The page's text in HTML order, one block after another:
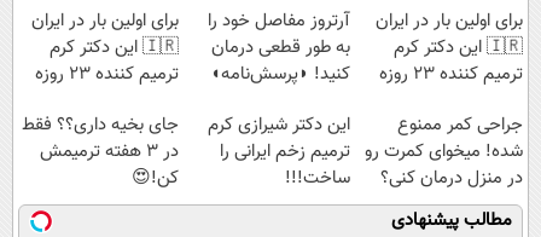
برای اولین بار در ایران
🇮🇷 این دکتر کرم
ترمیم کننده 23 روزه
آرتروز مفاصل خود را
به طور قطعی درمان
کنید! ◗پرسش‌نامه◖
برای اولین بار در ایران
🇮🇷 این دکتر کرم
ترمیم کننده 23 روزه
جراحی کمر ممنوع
شده! میخوای کمرت رو
در منزل درمان کنی؟
((پرسش‌نامه))
این دکتر شیرازی کرم
ترمیم زخم ایرانی را
ساخت!!!
جای بخیه داری؟؟ فقط
در 3 هفته ترمیمش
کن!😍
مطالب پیشنهادی